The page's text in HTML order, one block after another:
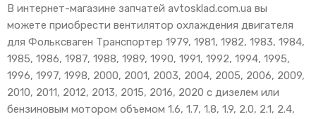
В интернет-магазине запчатей avtosklad.com.ua вы
можете приобрести вентилятор охлаждения двигателя
для Фольксваген Транспортер 1979, 1981, 1982, 1983, 1984,
1985, 1986, 1987, 1988, 1989, 1990, 1991, 1992, 1994, 1995,
1996, 1997, 1998, 2000, 2001, 2003, 2004, 2005, 2006, 2009,
2010, 2011, 2012, 2013, 2015, 2016, 2020 с дизелем или
бензиновым мотором объемом 1.6, 1.7, 1.8, 1.9, 2.0, 2.1, 2.4,